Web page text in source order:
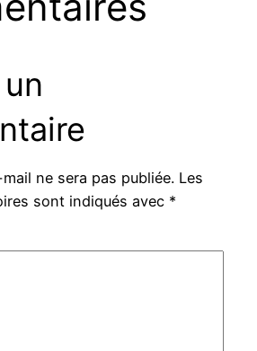
ne sera pas publiée. Les
sont indiqués avec *